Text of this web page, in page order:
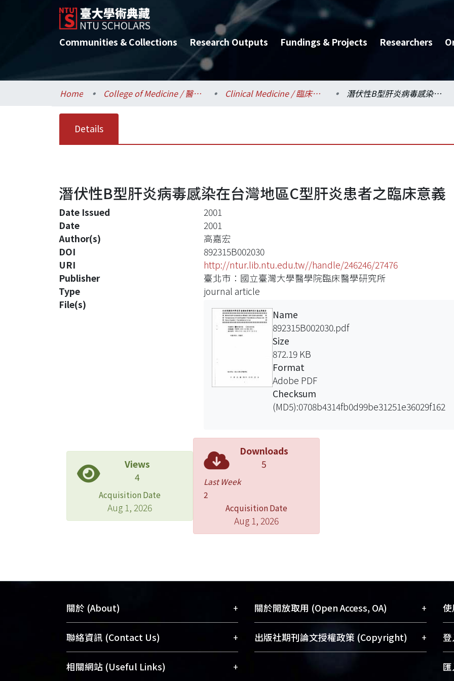
Communities & Collections Research Outputs Fundings & Projects Researchers
Home College of Medicine / 醫學院 Clinical Medicine / 臨床醫學研究所 潛伏性B型肝炎病毒感染在台灣地區C型肝炎患者之臨床意義
Details
潛伏性B型肝炎病毒感染在台灣地區C型肝炎患者之臨床意義
Date Issued
2001
Date
2001
Author(s)
高嘉宏
DOI
892315B002030
URI
http://ntur.lib.ntu.edu.tw//handle/246246/27476
Publisher
臺北市：國立臺灣大學醫學院臨床醫學研究所
Type
journal article
File(s)
Name
892315B002030.pdf
Size
872.19 KB
Format
Adobe PDF
Checksum
(MD5):0708b4314fb0d99be31251e36029f162
Views
4
Acquisition Date
Aug 1, 2026
Downloads
5
Last Week
2
Acquisition Date
Aug 1, 2026
關於 (About) +
臺大位居世界頂尖大學之列，為永久珍藏
及向國際展現本校豐碩的研究成果及學術
能量，圖書館整合機構典藏（NTUR）與學
術庫（AH）不同功能平台，成為臺大學術
聯絡資訊 (Contact Us) +
總館學科館員(Main Library)
相關網站 (Useful Links) +
關於開放取用 (Open Access, OA) +
開放取用是從使用者角度提升資訊取用性
的社會運動，應用在學術研究上是透過將
出版社期刊論文授權政策 (Copyright) +